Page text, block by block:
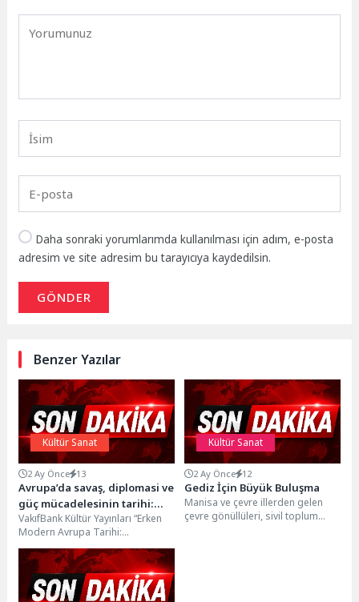
Daha sonraki yorumlarımda kullanılması için adım, e-posta
adresim ve site adresim bu tarayıcıya kaydedilsin.
GÖNDER
Benzer Yazılar
Kültür Sanat
2 Ay Önce 13
Avrupa’da savaş, diplomasi ve
güç mücadelesinin tarihi:
“Erken modern Avrupa Tarihi:
Uluslararası Rekabetler”
VakıfBank Kültür Yayınları “Erken
Modern Avrupa Tarihi:
Uluslararası Rekabetler” adlı eseri
okurlarla buluşturuyor. The
Oxford Handbook of...
Kültür Sanat
2 Ay Önce 12
Gediz İçin Büyük Buluşma
Manisa ve çevre illerden gelen
çevre gönüllüleri, sivil toplum